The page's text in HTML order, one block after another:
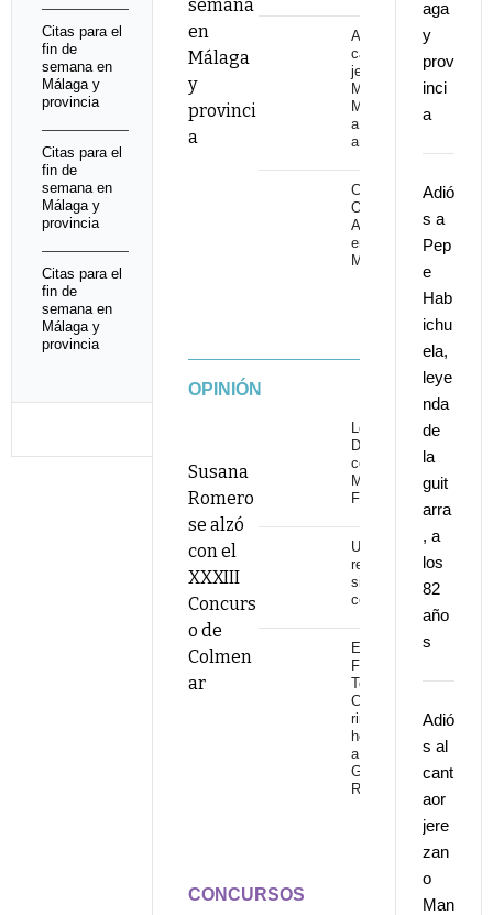
semana
en
Málaga
y
provinci
a
Adiós al
cantaor
jerezano
Manuel
Malena
a los 67
años
Cita con
Omega 30
Aniversario
en Starlite
Marbella
OPINIÓN
Susana
Romero
se alzó
con el
XXXIII
Concurs
o de
Colmen
ar
Los
Delinqüentes
conquistan
Marenostrum
Fuengirola
Una
revolución
sin
continuidad
El
Festival
Torre del
Cante
rinde
homenaje
a
Gonzalo
Rojo
CONCURSOS
aga
y
prov
inci
a
Adió
s a
Pep
e
Hab
ichu
ela,
leye
nda
de
la
guit
arra
, a
los
82
año
s
Adió
s al
cant
aor
jere
zan
o
Man
Citas para el
fin de
semana en
Málaga y
provincia
Citas para el
fin de
semana en
Málaga y
provincia
Citas para el
fin de
semana en
Málaga y
provincia